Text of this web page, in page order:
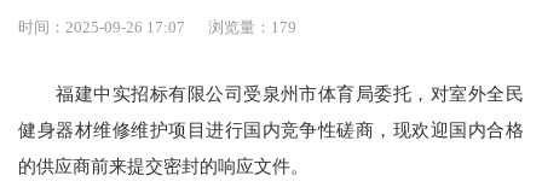
时间：2025-09-26 17:07 浏览量： 179
福建中实招标有限公司受泉州市体育局委托，对室外全民
健身器材维修维护项目进行国内竞争性磋商，现欢迎国内合格
的供应商前来提交密封的响应文件。